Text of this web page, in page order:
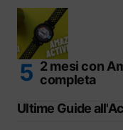
2 mesi con
completa
Ultime Guide